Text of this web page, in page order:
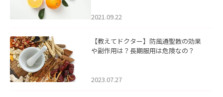
2021.09.22
【教えてドクター】防風通聖散の効果
や副作用は？長期服用は危険なの？
2023.07.27